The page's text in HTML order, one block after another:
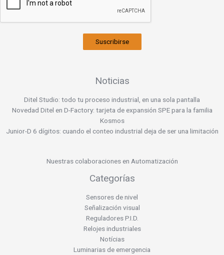
Suscribirse
Noticias
Ditel Studio: todo tu proceso industrial, en una sola pantalla
Novedad Ditel en D-Factory: tarjeta de expansión SPE para la familia
Kosmos
Junior-D 6 dígitos: cuando el conteo industrial deja de ser una limitación
Nuestras colaboraciones en Automatización
Categorías
Sensores de nivel
Señalización visual
Reguladores P.I.D.
Relojes industriales
Notícias
Luminarias de emergencia